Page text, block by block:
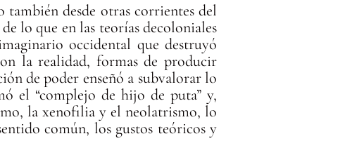
también desde otras corrientes del
lo que en las teorías decoloniales
occidental que destruyó
la realidad, formas de producir
de poder enseñó a subvalorar lo
el “complejo de hijo de puta” y,
la xenofilia y el neolatrismo, lo
común, los gustos teóricos y